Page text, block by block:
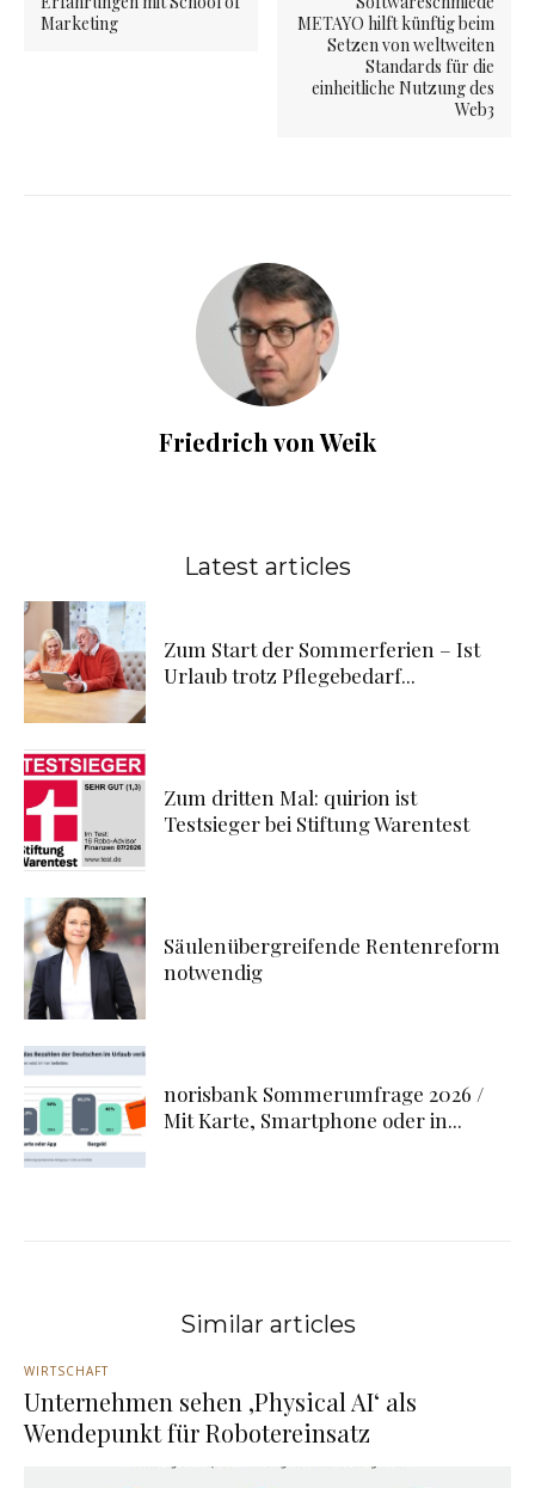
Marketing
METAYO hilft künftig beim
Setzen von weltweiten
Standards für die
einheitliche Nutzung des
Web3
Friedrich von Weik
Latest articles
Zum Start der Sommerferien – Ist
Urlaub trotz Pflegebedarf...
Zum dritten Mal: quirion ist
Testsieger bei Stiftung Warentest
Säulenübergreifende Rentenreform
notwendig
norisbank Sommerumfrage 2026 /
Mit Karte, Smartphone oder in...
Similar articles
WIRTSCHAFT
Unternehmen sehen ‚Physical AI‘ als
Wendepunkt für Robotereinsatz